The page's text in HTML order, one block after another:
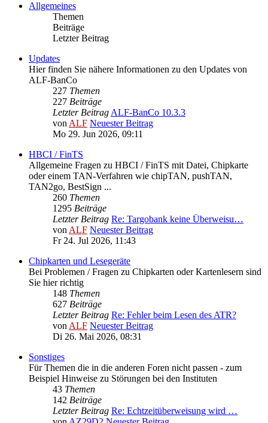
Allgemeines
Themen
Beiträge
Letzter Beitrag
Updates
Hier finden Sie nähere Informationen zu den Updates von
ALF-BanCo
227 Themen
227 Beiträge
Letzter BeitragALF-BanCo 10.3.3
vonALF Neuester Beitrag
Mo 29. Jun 2026, 09:11
HBCI / FinTS
Allgemeine Fragen zu HBCI / FinTS mit Datei, Chipkarte
oder einem TAN-Verfahren wie chipTAN, pushTAN,
TAN2go, BestSign ...
260 Themen
1295 Beiträge
Letzter Beitrag Re: Targobank keine Überweisu…
vonALF Neuester Beitrag
Fr 24. Jul 2026, 11:43
Chipkarten und Lesegeräte
Bei Problemen / Fragen zu Chipkarten oder Kartenlesern sind
Sie hier richtig
148 Themen
627 Beiträge
Letzter Beitrag Re: Fehler beim Lesen des ATR?
vonALF Neuester Beitrag
Di 26. Mai 2026, 08:31
Sonstiges
Für Themen die in die anderen Foren nicht passen - zum
Beispiel Hinweise zu Störungen bei den Instituten
43 Themen
142 Beiträge
Letzter Beitrag Re: Echtzeitüberweisung wird …